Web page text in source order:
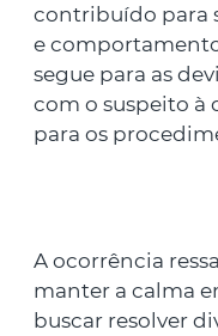
contribuído para
e
segue para as
com o suspeito à
para os
A ocorrência
manter a calma
buscar resolver